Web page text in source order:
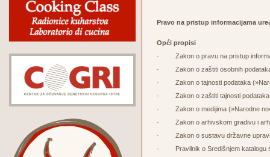
Pravo na pristup informacijama
Opći propisi
·
Zakon o pravu na pristup
· Zakon o zaštiti osobnih podataka
· Zakon o tajnosti podataka
· Zakon o zaštiti tajnosti podataka
· Zakon o medijima (»Narodne
· Zakon o arhivskom gradivu i
· Zakon o sustavu državne uprave
· Pravilnik o Središnjem katalogu